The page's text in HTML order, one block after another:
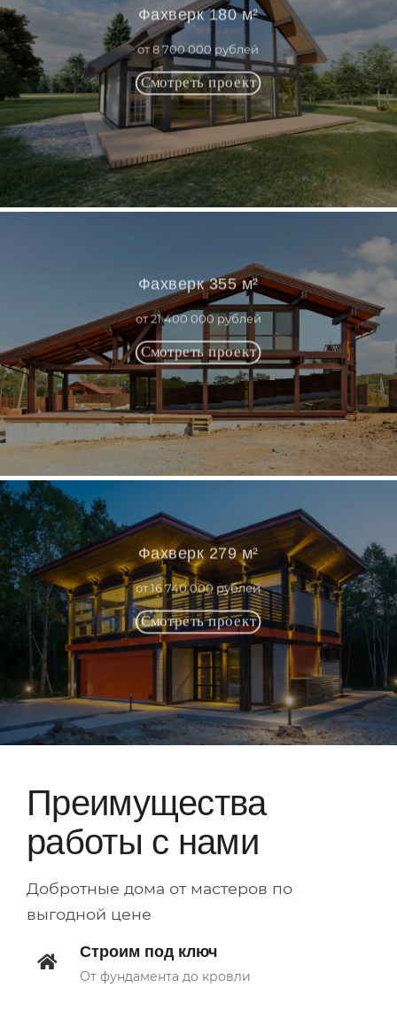
Фахверк 180 м²
от 8 700 000 рублей
Фахверк 355 м²
от 21 400 000 рублей
Фахверк 279 м²
от 16 740 000 рублей
Преимущества
работы с нами
Добротные дома от мастеров по
выгодной цене
Строим под ключ
От фундамента до кровли